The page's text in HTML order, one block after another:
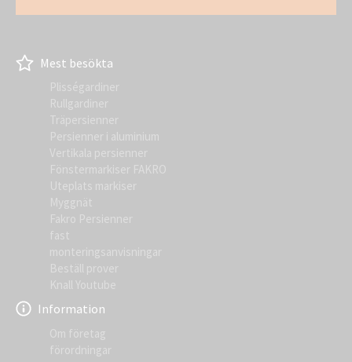
Mest besökta
Plisségardiner
Rullgardiner
Träpersienner
Persienner i aluminium
Vertikala persienner
Fönstermarkiser FAKRO
Uteplats markiser
Myggnät
Fakro Persienner
fast
monteringsanvisningar
Beställ prover
Knall Youtube
Information
Om företag
förordningar